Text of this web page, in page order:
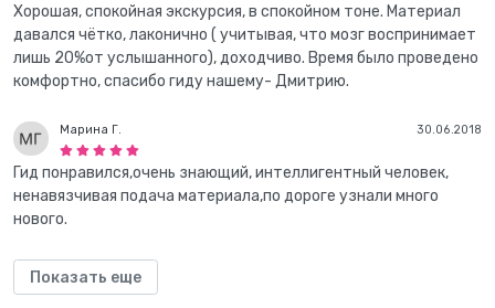
Хорошая, спокойная экскурсия, в спокойном тоне. Материал
давался чётко, лаконично ( учитывая, что мозг воспринимает
лишь 20%от услышанного), доходчиво. Время было проведено
комфортно, спасибо гиду нашему- Дмитрию.
30.06.2018
Марина Г.
Гид понравился,очень знающий, интеллигентный человек,
ненавязчивая подача материала,по дороге узнали много
нового.
Показать еще